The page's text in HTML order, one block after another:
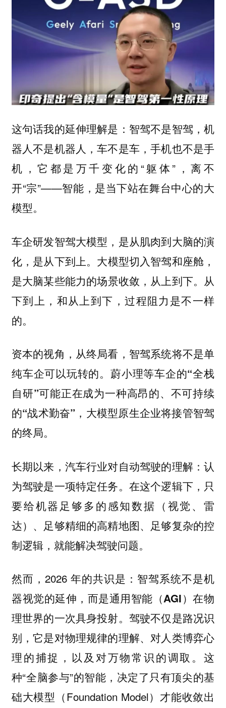
这句话我的延伸理解是：智驾不是智驾，机
器人不是机器人，车不是车，手机也不是手
机，它都是万千变化的“躯体”，离不
开“宗”——智能，是当下站在舞台中心的大
模型。
车企研发智驾大模型，是从肌肉到大脑的演
化，是从下到上。大模型切入智驾和座舱，
是大脑某些能力的场景收敛，从上到下。 从
下到上，和从上到下，过程阻力是不一样
的。
资本的视角，从终局看，智驾系统将不是单
纯车企可以玩转的。 蔚小理等车企的“全栈
自研”可能正在成为一种高昂的、不可持续
的“战术勤奋”，大模型原生企业将接管智驾
的终局。
长期以来，汽车行业对自动驾驶的理解：认
为驾驶是一项特定任务。在这个逻辑下，只
要给机器足够多的感知数据（视觉、雷
达）、足够精细的高精地图、足够复杂的控
制逻辑，就能解决驾驶问题。
然而，2026 年的共识是： 智驾系统不是机
器视觉的延伸，而是通用智能（AGI）在物
理世界的一次具身投射。 驾驶不仅是路况识
别，它是对物理规律的理解、对人类博弈心
理的捕捉，以及对万物常识的调取。这
种“全脑参与”的智能，决定了只有顶尖的基
础大模型（Foundation Model）才能收敛出